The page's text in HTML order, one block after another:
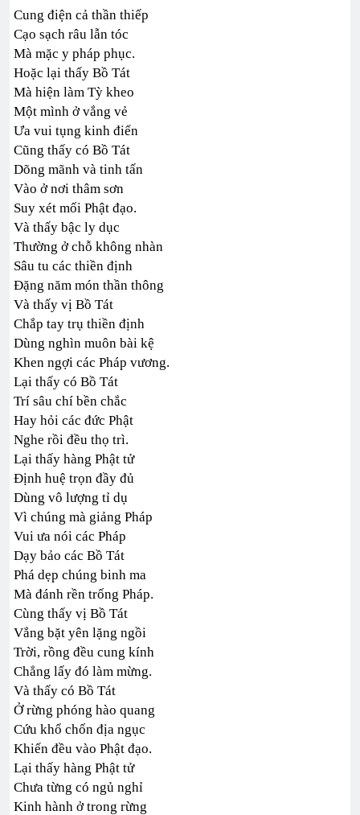
Cung điện cả thần thiếp
Cạo sạch râu lẫn tóc
Mà mặc y pháp phục.
Hoặc lại thấy Bồ Tát
Mà hiện làm Tỳ kheo
Một mình ở vắng vẻ
Ưa vui tụng kinh điển
Cũng thấy có Bồ Tát
Dõng mãnh và tinh tấn
Vào ở nơi thâm sơn
Suy xét mối Phật đạo.
Và thấy bậc ly dục
Thường ở chỗ không nhàn
Sâu tu các thiền định
Đặng năm món thần thông
Và thấy vị Bồ Tát
Chắp tay trụ thiền định
Dùng nghìn muôn bài kệ
Khen ngợi các Pháp vương.
Lại thấy có Bồ Tát
Trí sâu chí bền chắc
Hay hỏi các đức Phật
Nghe rồi đều thọ trì.
Lại thấy hàng Phật tử
Định huệ trọn đầy đủ
Dùng vô lượng tỉ dụ
Vì chúng mà giảng Pháp
Vui ưa nói các Pháp
Dạy bảo các Bồ Tát
Phá dẹp chúng binh ma
Mà đánh rền trống Pháp.
Cùng thấy vị Bồ Tát
Vắng bặt yên lặng ngồi
Trời, rồng đều cung kính
Chẳng lấy đó làm mừng.
Và thấy có Bồ Tát
Ở rừng phóng hào quang
Cứu khổ chốn địa ngục
Khiến đều vào Phật đạo.
Lại thấy hàng Phật tử
Chưa từng có ngủ nghỉ
Kinh hành ở trong rừng